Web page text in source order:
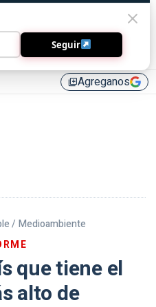
library_addAgreganos
/ Medioambiente
que tiene el
alto de
Seguir